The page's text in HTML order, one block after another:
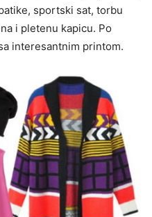
sportski sat, torbu
i pletenu kapicu. Po
interesantnim printom.